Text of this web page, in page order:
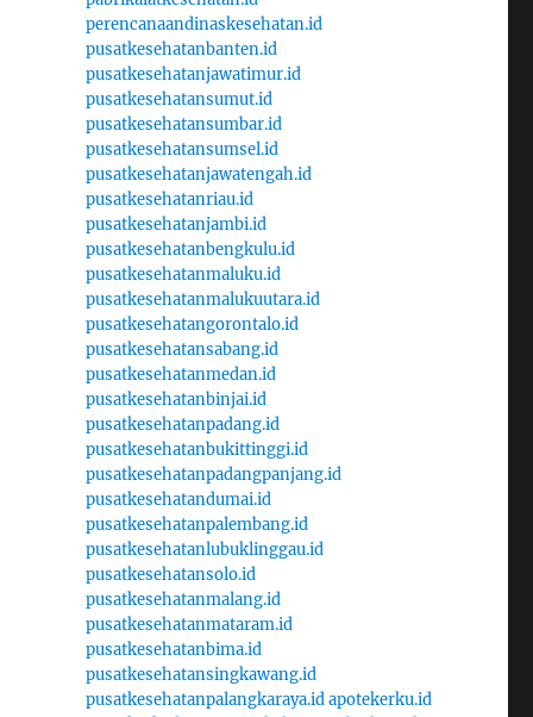
perencanaandinaskesehatan.id
pusatkesehatanbanten.id
pusatkesehatanjawatimur.id
pusatkesehatansumut.id
pusatkesehatansumbar.id
pusatkesehatansumsel.id
pusatkesehatanjawatengah.id
pusatkesehatanriau.id
pusatkesehatanjambi.id
pusatkesehatanbengkulu.id
pusatkesehatanmaluku.id
pusatkesehatanmalukuutara.id
pusatkesehatangorontalo.id
pusatkesehatansabang.id
pusatkesehatanmedan.id
pusatkesehatanbinjai.id
pusatkesehatanpadang.id
pusatkesehatanbukittinggi.id
pusatkesehatanpadangpanjang.id
pusatkesehatandumai.id
pusatkesehatanpalembang.id
pusatkesehatanlubuklinggau.id
pusatkesehatansolo.id
pusatkesehatanmalang.id
pusatkesehatanmataram.id
pusatkesehatanbima.id
pusatkesehatansingkawang.id
pusatkesehatanpalangkaraya.idapotekerku.id